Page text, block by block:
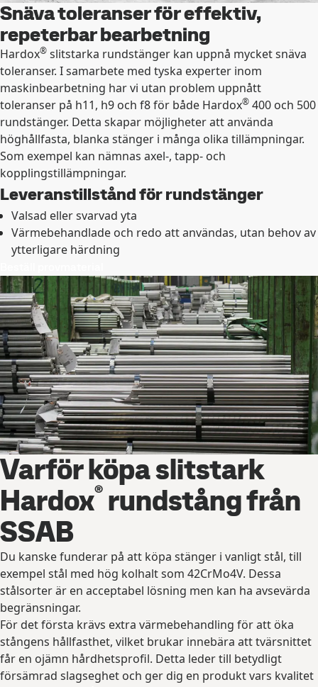
Snäva toleranser för effektiv,
repeterbar bearbetning
Hardox® slitstarka rundstänger kan uppnå mycket snäva
toleranser. I samarbete med tyska experter inom
maskinbearbetning har vi utan problem uppnått
toleranser på h11, h9 och f8 för både Hardox® 400 och 500
rundstänger. Detta skapar möjligheter att använda
höghållfasta, blanka stänger i många olika tillämpningar.
Som exempel kan nämnas axel-, tapp- och
kopplingstillämpningar.
Leveranstillstånd för rundstänger
Valsad eller svarvad yta
Värmebehandlade och redo att användas, utan behov av
ytterligare härdning
Varför köpa slitstark
Hardox® rundstång från
SSAB
Du kanske funderar på att köpa stänger i vanligt stål, till
exempel stål med hög kolhalt som 42CrMo4V. Dessa
stålsorter är en acceptabel lösning men kan ha avsevärda
begränsningar.
För det första krävs extra värmebehandling för att öka
stångens hållfasthet, vilket brukar innebära att tvärsnittet
får en ojämn hårdhetsprofil. Detta leder till betydligt
försämrad slagseghet och ger dig en produkt vars kvalitet